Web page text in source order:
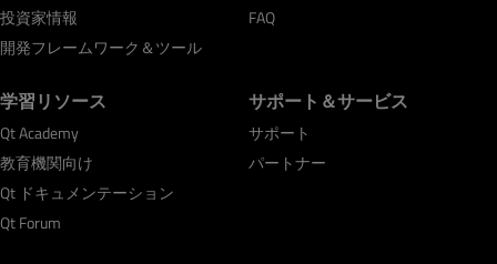
投資家情報
開発フレームワーク＆ツール
FAQ
学習リソース
Qt Academy
教育機関向け
Qt ドキュメンテーション
Qt Forum
サポート＆サービス
サポート
パートナー